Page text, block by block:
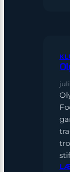
juli